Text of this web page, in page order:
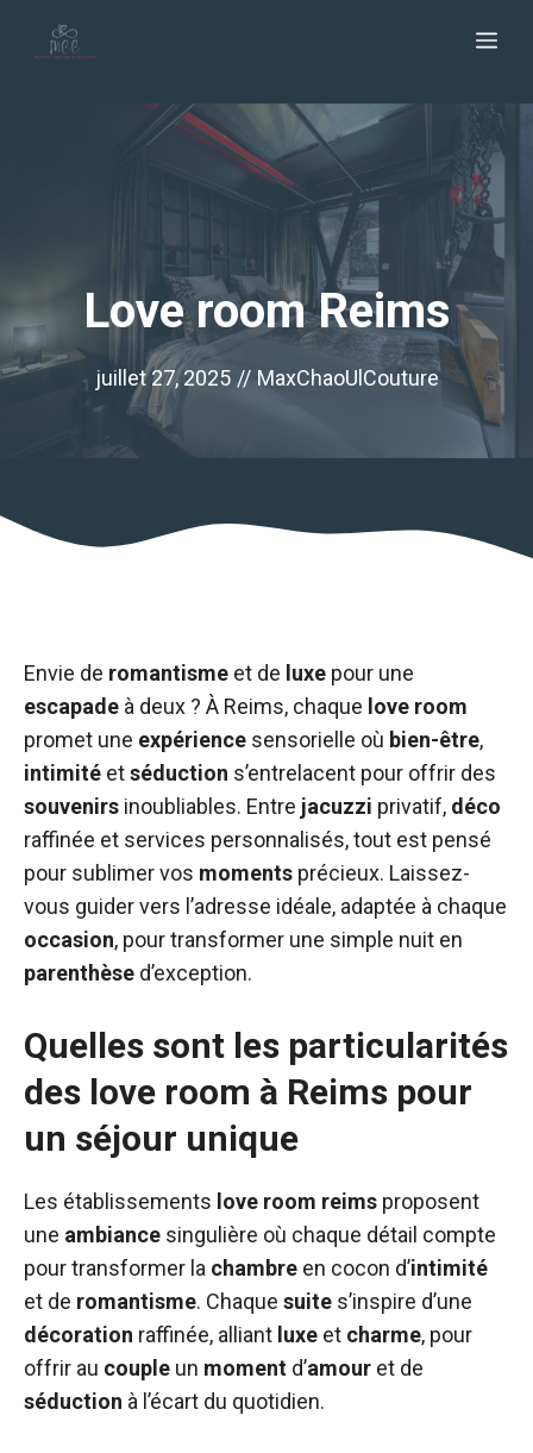
Love room Reims
juillet 27, 2025 // MaxChaoUlCouture
Envie de romantisme et de luxe pour une
escapade à deux ? À Reims, chaque love room
promet une expérience sensorielle où bien-être,
intimité etséduction s’entrelacent pour offrir des
souvenirs inoubliables. Entre jacuzzi privatif, déco
raffinée et services personnalisés, tout est pensé
pour sublimer vos moments précieux. Laissez-
vous guider vers l’adresse idéale, adaptée à chaque
occasion, pour transformer une simple nuit en
parenthèse d’exception.
Quelles sont les particularités
des love room à Reims pour
un séjour unique
Les établissements love room reims proposent
une ambiance singulière où chaque détail compte
pour transformer la chambre en cocon d’intimité
et de romantisme. Chaque suite s’inspire d’une
décoration raffinée, alliant luxe et charme, pour
offrir au couple un moment d’amour et de
séduction à l’écart du quotidien.